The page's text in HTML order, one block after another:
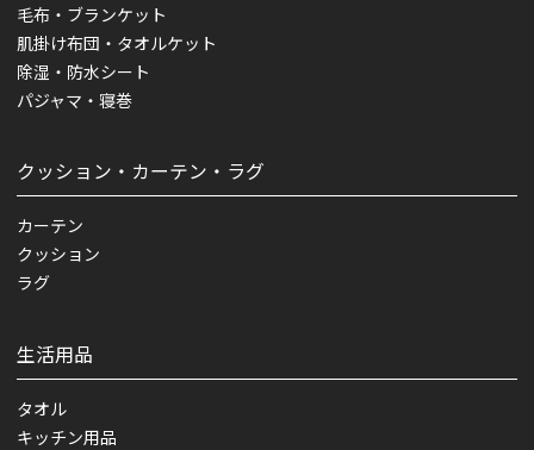
毛布・ブランケット
肌掛け布団・タオルケット
除湿・防水シート
パジャマ・寝巻
クッション・カーテン・ラグ
カーテン
クッション
ラグ
生活用品
タオル
キッチン用品